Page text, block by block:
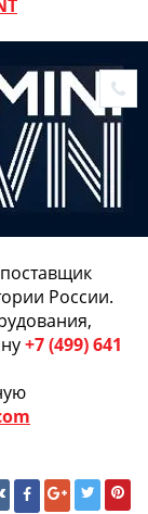
России.
+7 (499) 641